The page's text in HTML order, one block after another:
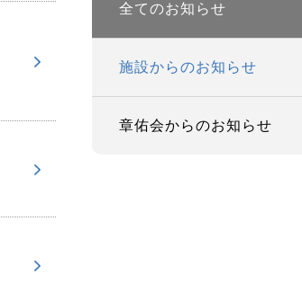
全てのお知らせ
施設からのお知らせ
章佑会からのお知らせ